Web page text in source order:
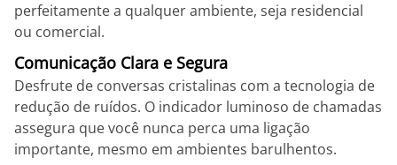
perfeitamente a qualquer ambiente, seja residencial
ou comercial.
Comunicação Clara e Segura
Desfrute de conversas cristalinas com a tecnologia de
redução de ruídos. O indicador luminoso de chamadas
assegura que você nunca perca uma ligação
importante, mesmo em ambientes barulhentos.